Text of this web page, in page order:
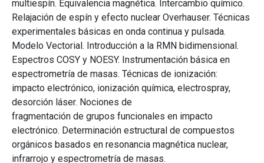
multiespín. Equivalencia magnética. Intercambio químico.
Relajación de espín y efecto nuclear Overhauser. Técnicas
experimentales básicas en onda continua y pulsada.
Modelo Vectorial. Introducción a la RMN bidimensional.
Espectros COSY y NOESY. Instrumentación básica en
espectrometría de masas. Técnicas de ionización:
impacto electrónico, ionización química, electrospray,
desorción láser. Nociones de
fragmentación de grupos funcionales en impacto
electrónico. Determinación estructural de compuestos
orgánicos basados en resonancia magnética nuclear,
infrarrojo y espectrometría de masas.